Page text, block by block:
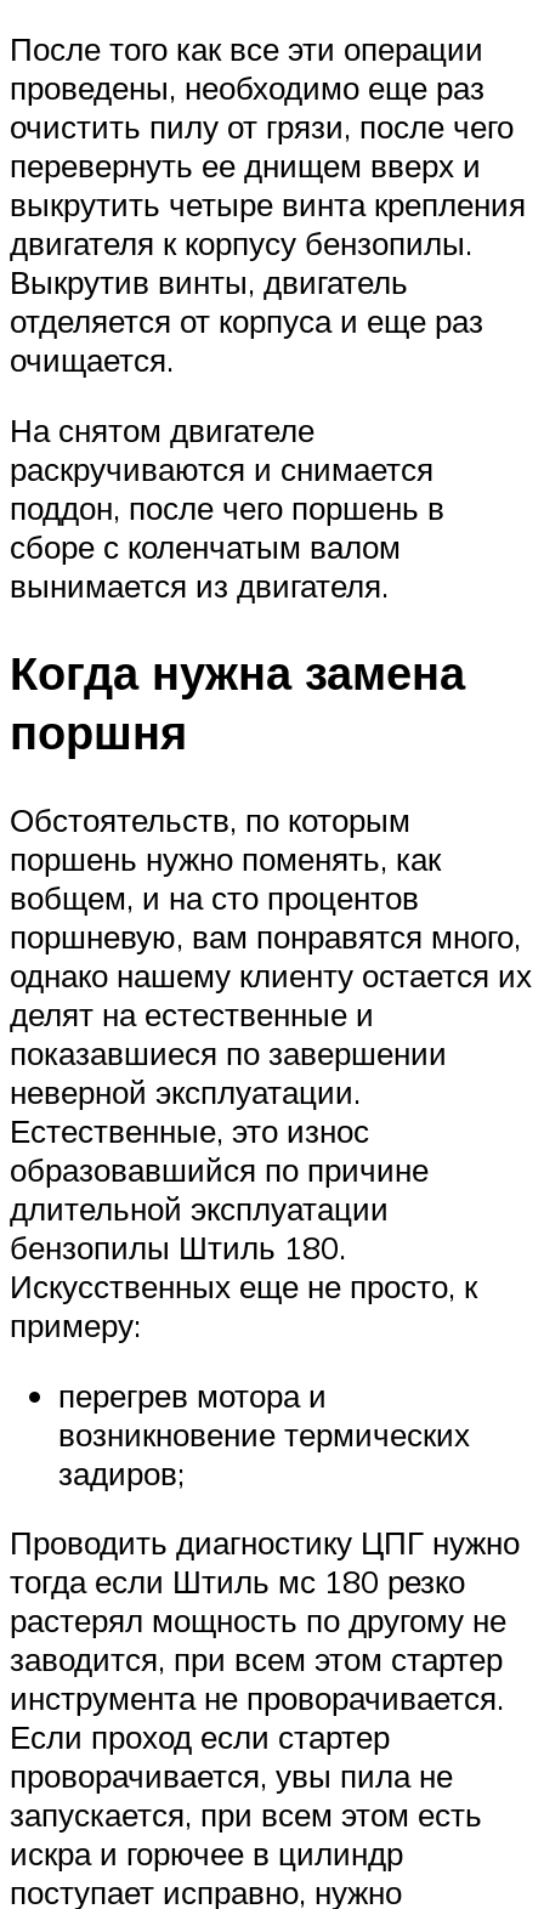
После того как все эти операции
проведены, необходимо еще раз
очистить пилу от грязи, после чего
перевернуть ее днищем вверх и
выкрутить четыре винта крепления
двигателя к корпусу бензопилы.
Выкрутив винты, двигатель
отделяется от корпуса и еще раз
очищается.
На снятом двигателе
раскручиваются и снимается
поддон, после чего поршень в
сборе с коленчатым валом
вынимается из двигателя.
Когда нужна замена
поршня
Обстоятельств, по которым
поршень нужно поменять, как
вобщем, и на сто процентов
поршневую, вам понравятся много,
однако нашему клиенту остается их
делят на естественные и
показавшиеся по завершении
неверной эксплуатации.
Естественные, это износ
образовавшийся по причине
длительной эксплуатации
бензопилы Штиль 180.
Искусственных еще не просто, к
примеру:
перегрев мотора и
возникновение термических
задиров;
Проводить диагностику ЦПГ нужно
тогда если Штиль мс 180 резко
растерял мощность по другому не
заводится, при всем этом стартер
инструмента не проворачивается.
Если проход если стартер
проворачивается, увы пила не
запускается, при всем этом есть
искра и горючее в цилиндр
поступает исправно, нужно